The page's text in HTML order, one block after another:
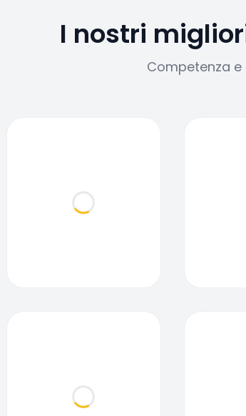
I nostri
Competenza
Loading...
Loading...